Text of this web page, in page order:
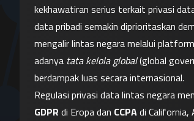
kekhawatiran serius terkait privasi
data pribadi semakin diprioritaskan
mengalir lintas negara melalui
adanya tata kelola global (global
berdampak luas secara internasional.
GDPR di Eropa dan CCPA di California,